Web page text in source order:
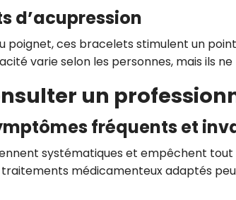
d’acupression
poignet, ces bracelets stimulent un
varie selon les personnes, mais ils
un
fréquents et
systématiques et empêchent
traitements médicamenteux adaptés